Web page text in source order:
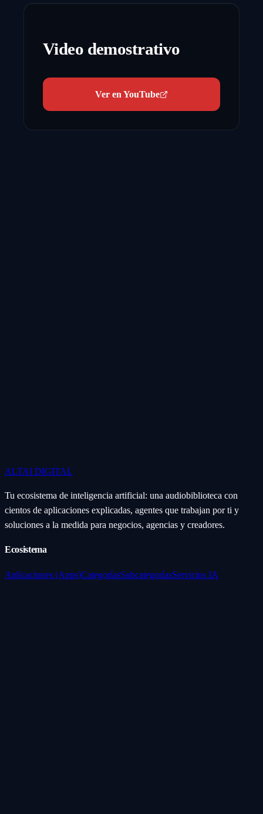
Video demostrativo
Ver en YouTube
ALTAI DIGITAL
Tu ecosistema de inteligencia artificial: una audiobiblioteca con
cientos de aplicaciones explicadas, agentes que trabajan por ti y
soluciones a la medida para negocios, agencias y creadores.
Ecosistema
Aplicaciones (Apps)CategoríasSubcategoríasServicios IA